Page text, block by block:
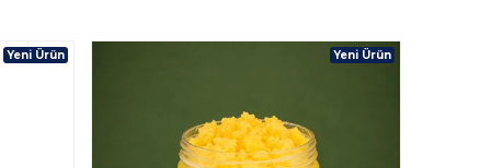
Yeni Ürün Yeni Ürün